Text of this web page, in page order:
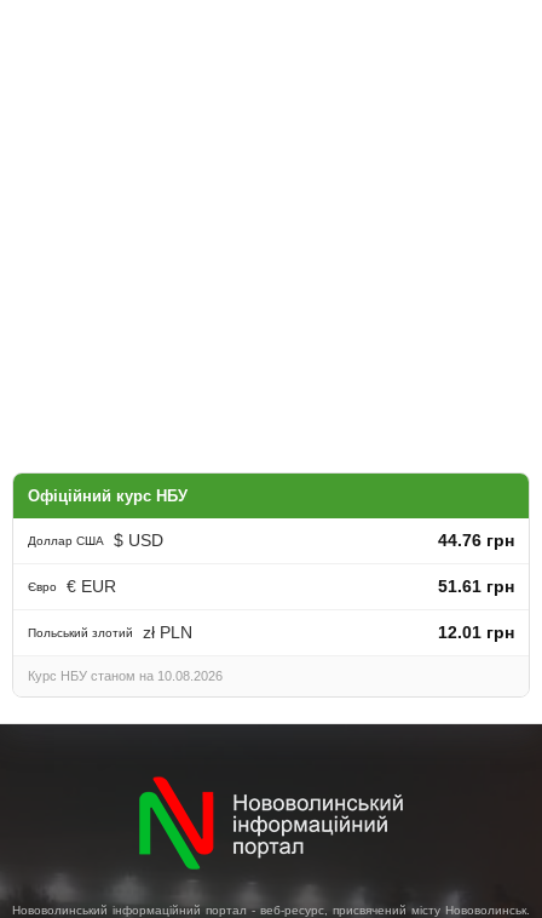
Офіційний курс НБУ
Доллар США $ USD 44.76 грн
Євро € EUR 51.61 грн
Польський злотий zł PLN 12.01 грн
Курс НБУ станом на 10.08.2026
Нововолинський інформаційний портал - веб-ресурс, присвячений місту Нововолинськ.